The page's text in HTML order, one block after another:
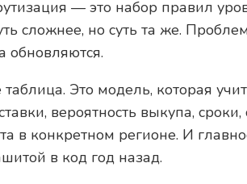
— это набор правил
сложнее, но суть та же.
обновляются.
Это модель, которая
вероятность выкупа, сроки,
в конкретном регионе. И
в код год назад.